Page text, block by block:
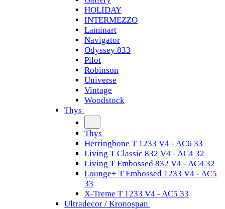
HOLIDAY
INTERMEZZO
Laminart
Navigator
Odyssey 833
Pilot
Robinson
Universe
Vintage
Woodstock
Thys
Thys
Herringbone T 1233 V4 - AC6 33
Living T Classic 832 V4 - AC4 32
Living T Embossed 832 V4 - AC4 32
Lounge+ T Embossed 1233 V4 - AC5
33
X-Treme T 1233 V4 - AC5 33
Ultradecor / Kronospan